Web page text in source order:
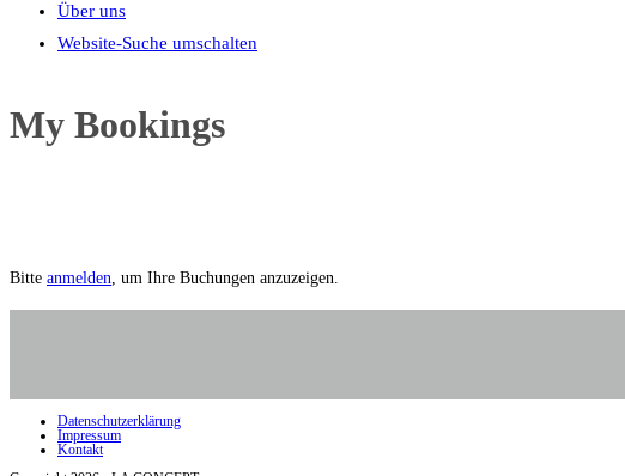
Über uns
Website-Suche umschalten
My Bookings
Bitte anmelden, um Ihre Buchungen anzuzeigen.
Datenschutzerklärung
Impressum
Kontakt